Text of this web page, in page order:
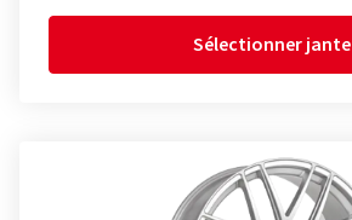
Sélectionner jante